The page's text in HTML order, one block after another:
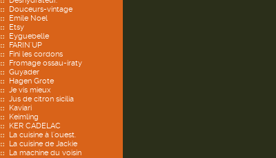
Douceurs-vintage
Emile Noel
Etsy
Eyguebelle
FARIN'UP
Fini les cordons
Fromage ossau-iraty
Guyader
Hagen Grote
Je vis mieux
Jus de citron sicilia
Kaviari
Keimling
KER CADELAC
La cuisine à l'ouest.
La cuisine de Jackie
La machine du voisin